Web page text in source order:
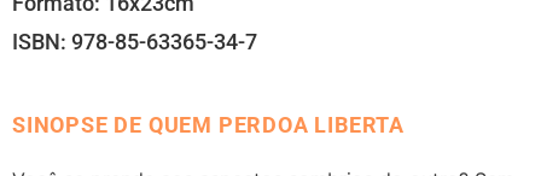
ISBN: 978-85-63365-34-7
SINOPSE DE QUEM PERDOA LIBERTA